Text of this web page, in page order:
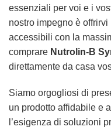
essenziali per voi e i
nostro impegno è
accessibili con la
comprare Nutrolin-B
direttamente da casa
Siamo orgogliosi di
un prodotto affidabile e
l’esigenza di soluzioni